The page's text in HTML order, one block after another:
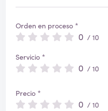
Orden en proceso *
0 / 10
Servicio *
0 / 10
Precio *
0 / 10